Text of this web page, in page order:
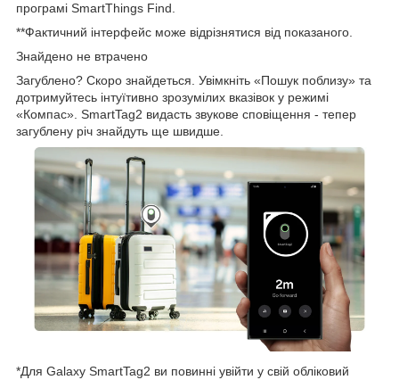
програмі SmartThings Find.
**Фактичний інтерфейс може відрізнятися від показаного.
Знайдено не втрачено
Загублено? Скоро знайдеться. Увімкніть «Пошук поблизу» та
дотримуйтесь інтуїтивно зрозумілих вказівок у режимі
«Компас». SmartTag2 видасть звукове сповіщення - тепер
загублену річ знайдуть ще швидше.
*Для Galaxy SmartTag2 ви повинні увійти у свій обліковий